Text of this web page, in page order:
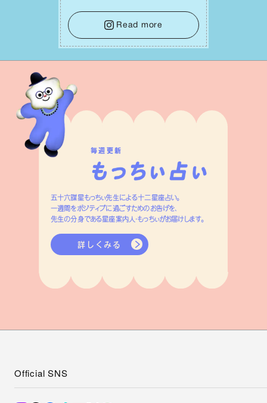
⾝や疲れていそうな⼈をいたわることに
時間を使いましょう。ここでしっかりとエ
ネルギーを蓄え、困難を乗り越える⼒に
変えましょう。
Read more
毎週更新
五十六謀星もっちぃ先生による十二星座占い。
一週間をポジティブに過ごすためのお告げを、
先生の分身である星座案内人・もっちぃがお届けします。
詳しくみる
Official SNS